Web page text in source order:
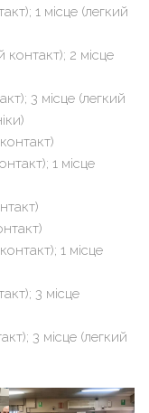
1 місце (легкий
2 місце
3 місце (легкий
1 місце
1 місце
3 місце
3 місце (легкий